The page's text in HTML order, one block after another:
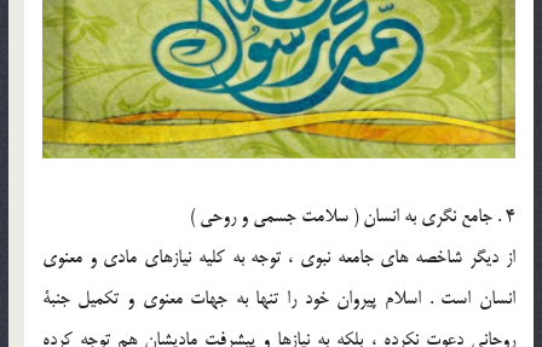
4 . جامع نگري به انسان ( سلامت جسمي و روحي )
از ديگر شاخصه هاي جامعه نبوي ، توجه به كليه نيازهاي مادي و معنوي
انسان است . اسلام پيروان خود را تنها به جهات معنوي و تكميل جنبة
روحاني دعوت نكرده ، بلكه به نيازها و پيشرفت ماديشان هم توجه كرده